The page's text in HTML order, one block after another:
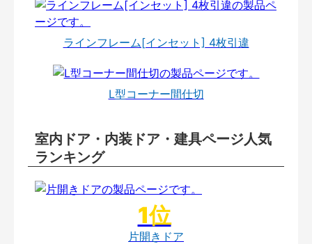
ラインフレーム[インセット] 4枚引違
L型コーナー間仕切
室内ドア・内装ドア・建具ページ人気
ランキング
片開きドア